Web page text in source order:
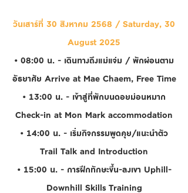
วันเสาร์ที่ 30 สิงหาคม 2568 / Saturday, 30
August 2025
• 08:00 น. - เดินทางถึงแม่แจ่ม / พักผ่อนตาม
อัธยาศัย Arrive at Mae Chaem, Free Time
• 13:00 น. - เข้าสู่ที่พักบนดอยม่อนหมาก
Check-in at Mon Mark accommodation
• 14:00 น. - เริ่มกิจกรรมพูดคุย/แนะนำตัว
Trail Talk and Introduction
• 15:00 น. - การฝึกทักษะขึ้น-ลงเขา Uphill-
Downhill Skills Training